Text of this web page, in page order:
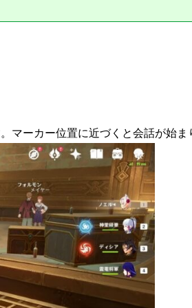
マーカー位置に近づくと会話が始ま